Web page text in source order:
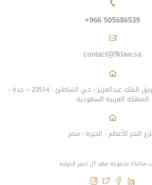
+966 505686539
contact@fklaw.sa
شارع الزاهد البخاري - طريق الملك عبدالعزيز - حي الشاطئ - 23514 – جدة -
المملكة العربية السعودية
البحر الأعظم - الجيزة - مصر
مجموعة فهد آل خفير الدولية